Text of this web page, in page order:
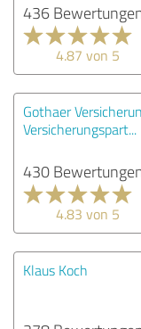
436
4.87 von 5
Gothaer
Versicherungspart...
430
4.83 von 5
Klaus Koch